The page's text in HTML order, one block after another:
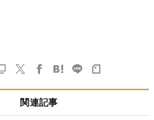
関連記事